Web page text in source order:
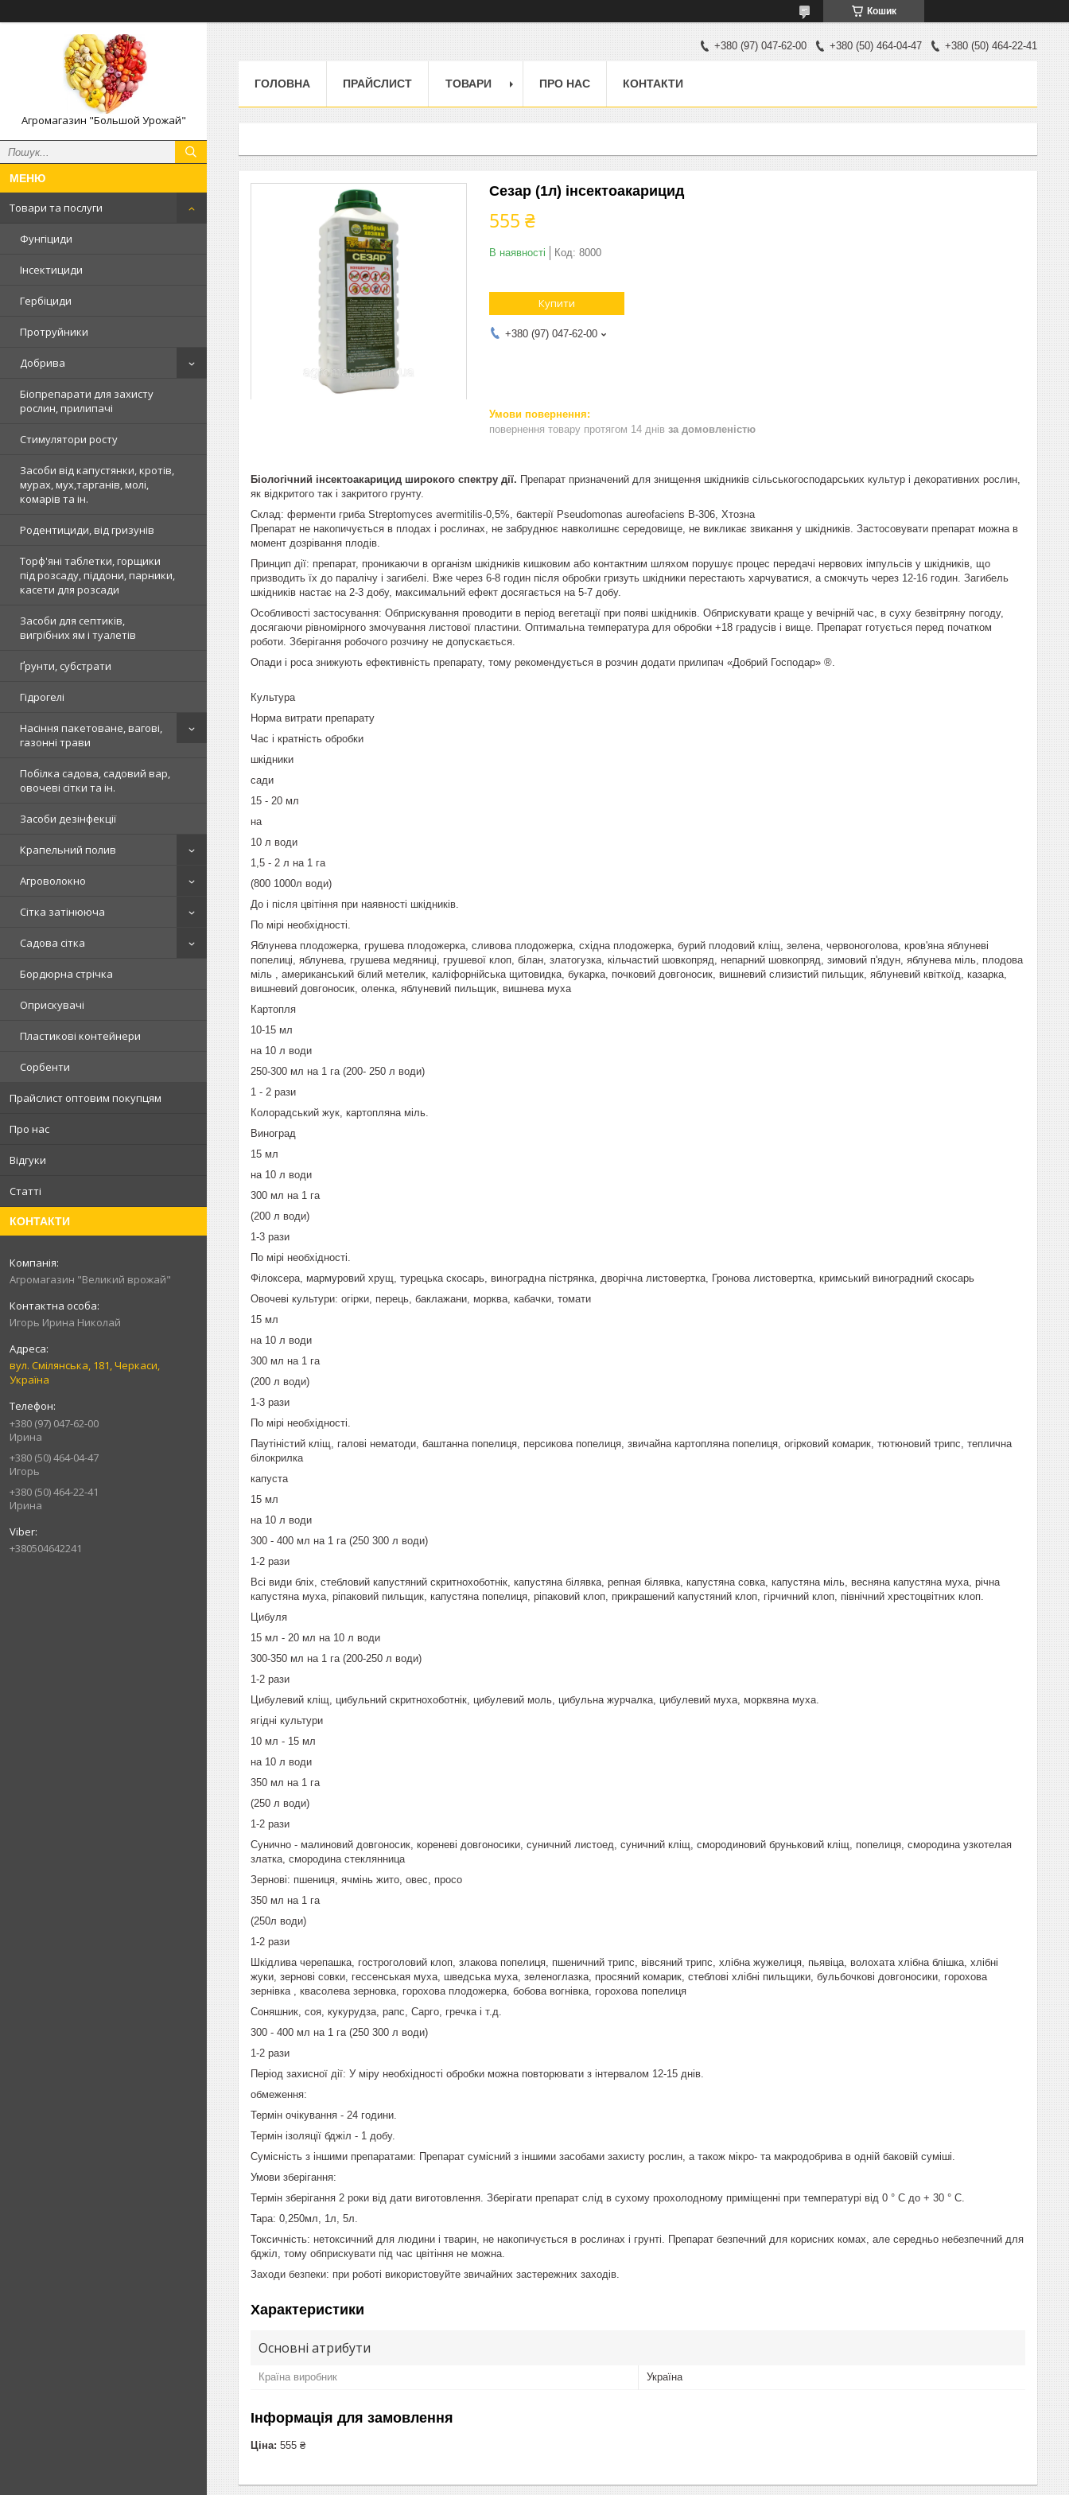
Кошик
Агромагазин "Большой Урожай"
Товари та послуги
Фунгіциди
Інсектициди
Гербіциди
Протруйники
Добрива
Біопрепарати для захисту
рослин, прилипачі
Стимулятори росту
Засоби від капустянки, кротів,
мурах, мух,тарганів, молі,
комарів та ін.
Родентициди, від гризунів
Торф'яні таблетки, горщики
під розсаду, піддони, парники,
касети для розсади
Засоби для септиків,
вигрібних ям і туалетів
Ґрунти, субстрати
Гідрогелі
Насіння пакетоване, вагові,
газонні трави
Побілка садова, садовий вар,
овочеві сітки та ін.
Засоби дезінфекції
Крапельний полив
Агроволокно
Сітка затінююча
Садова сітка
Бордюрна стрічка
Оприскувачі
Пластикові контейнери
Сорбенти
Прайслист оптовим покупцям
Про нас
Відгуки
Статті
КОНТАКТИ
Агромагазин "Великий врожай"
Игорь Ирина Николай
вул. Смілянська, 181, Черкаси,
Україна
+380 (97) 047-62-00
Ирина
+380 (50) 464-04-47
Игорь
+380 (50) 464-22-41
Ирина
+380504642241
+380 (97) 047-62-00 +380 (50) 464-04-47 +380 (50) 464-22-41
ГОЛОВНА ПРАЙСЛИСТ ТОВАРИ ПРО НАС КОНТАКТИ
Сезар (1л) інсектоакарицид
555 ₴
В наявності Код: 8000
Купити
+380 (97) 047-62-00
повернення товару протягом 14 днів за домовленістю
Біологічний інсектоакарицид широкого спектру дії. Препарат призначений для знищення шкідників сільськогосподарських культур і декоративних рослин,
як відкритого так і закритого грунту.
Склад: ферменти гриба Streptomyces avermitilis-0,5%, бактерії Pseudomonas aureofaciens В-306, Хтозна
Препарат не накопичується в плодах і рослинах, не забруднює навколишнє середовище, не викликає звикання у шкідників. Застосовувати препарат можна в
момент дозрівання плодів.
Принцип дії: препарат, проникаючи в організм шкідників кишковим або контактним шляхом порушує процес передачі нервових імпульсів у шкідників, що
призводить їх до паралічу і загибелі. Вже через 6-8 годин після обробки гризуть шкідники перестають харчуватися, а смокчуть через 12-16 годин. Загибель
шкідників настає на 2-3 добу, максимальний ефект досягається на 5-7 добу.
Особливості застосування: Обприскування проводити в період вегетації при появі шкідників. Обприскувати краще у вечірній час, в суху безвітряну погоду,
досягаючи рівномірного змочування листової пластини. Оптимальна температура для обробки +18 градусів і вище. Препарат готується перед початком
роботи. Зберігання робочого розчину не допускається.
Опади і роса знижують ефективність препарату, тому рекомендується в розчин додати прилипач «Добрий Господар» ®.
Культура
Норма витрати препарату
Час і кратність обробки
шкідники
сади
15 - 20 мл
на
10 л води
1,5 - 2 л на 1 га
(800 1000л води)
До і після цвітіння при наявності шкідників.
По мірі необхідності.
Яблунева плодожерка, грушева плодожерка, сливова плодожерка, східна плодожерка, бурий плодовий кліщ, зелена, червоноголова, кров'яна яблуневі
попелиці, яблунева, грушева медяниці, грушевої клоп, білан, златогузка, кільчастий шовкопряд, непарний шовкопряд, зимовий п'ядун, яблунева міль, плодова
міль , американський білий метелик, каліфорнійська щитовидка, букарка, почковий довгоносик, вишневий слизистий пильщик, яблуневий квіткоїд, казарка,
вишневий довгоносик, оленка, яблуневий пильщик, вишнева муха
Картопля
10-15 мл
на 10 л води
250-300 мл на 1 га (200- 250 л води)
1 - 2 рази
Колорадський жук, картопляна міль.
Виноград
15 мл
на 10 л води
300 мл на 1 га
(200 л води)
1-3 рази
По мірі необхідності.
Філоксера, мармуровий хрущ, турецька скосарь, виноградна пістрянка, дворічна листовертка, Гронова листовертка, кримський виноградний скосарь
Овочеві культури: огірки, перець, баклажани, морква, кабачки, томати
15 мл
на 10 л води
300 мл на 1 га
(200 л води)
1-3 рази
По мірі необхідності.
Паутіністий кліщ, галові нематоди, баштанна попелиця, персикова попелиця, звичайна картопляна попелиця, огірковий комарик, тютюновий трипс, теплична
білокрилка
капуста
15 мл
на 10 л води
300 - 400 мл на 1 га (250 300 л води)
1-2 рази
Всі види бліх, стебловий капустяний скритнохоботнік, капустяна білявка, репная білявка, капустяна совка, капустяна міль, весняна капустяна муха, річна
капустяна муха, ріпаковий пильщик, капустяна попелиця, ріпаковий клоп, прикрашений капустяний клоп, гірчичний клоп, північний хрестоцвітних клоп.
Цибуля
15 мл - 20 мл на 10 л води
300-350 мл на 1 га (200-250 л води)
1-2 рази
Цибулевий кліщ, цибульний скритнохоботнік, цибулевий моль, цибульна журчалка, цибулевий муха, морквяна муха.
ягідні культури
10 мл - 15 мл
на 10 л води
350 мл на 1 га
(250 л води)
1-2 рази
Сунично - малиновий довгоносик, кореневі довгоносики, суничний листоед, суничний кліщ, смородиновий бруньковий кліщ, попелиця, смородина узкотелая
златка, смородина стеклянница
Зернові: пшениця, ячмінь жито, овес, просо
350 мл на 1 га
(250л води)
1-2 рази
Шкідлива черепашка, гостроголовий клоп, злакова попелиця, пшеничний трипс, вівсяний трипс, хлібна жужелиця, пьявіца, волохата хлібна блішка, хлібні
жуки, зернові совки, гессенськая муха, шведська муха, зеленоглазка, просяний комарик, стеблові хлібні пильщики, бульбочкові довгоносики, горохова
зернівка , квасолева зерновка, горохова плодожерка, бобова вогнівка, горохова попелиця
Соняшник, соя, кукурудза, рапс, Сарго, гречка і т.д.
300 - 400 мл на 1 га (250 300 л води)
1-2 рази
Період захисної дії: У міру необхідності обробки можна повторювати з інтервалом 12-15 днів.
обмеження:
Термін очікування - 24 години.
Термін ізоляції бджіл - 1 добу.
Сумісність з іншими препаратами: Препарат сумісний з іншими засобами захисту рослин, а також мікро- та макродобрива в одній баковій суміші.
Умови зберігання:
Термін зберігання 2 роки від дати виготовлення. Зберігати препарат слід в сухому прохолодному приміщенні при температурі від 0 ° С до + 30 ° С.
Тара: 0,250мл, 1л, 5л.
Токсичність: нетоксичний для людини і тварин, не накопичується в рослинах і грунті. Препарат безпечний для корисних комах, але середньо небезпечний для
бджіл, тому обприскувати під час цвітіння не можна.
Заходи безпеки: при роботі використовуйте звичайних застережних заходів.
Характеристики
Основні атрибути
Країна виробник Україна
Інформація для замовлення
Ціна: 555 ₴